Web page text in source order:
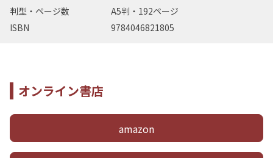
判型・ページ数
A5判・192ページ
ISBN
9784046821805
オンライン書店
amazon